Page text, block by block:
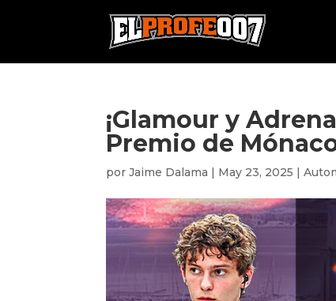
¡Glamour y
Premio de
porJaime Dalama | May 23, 2025 |